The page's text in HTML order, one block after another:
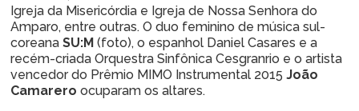
Igreja da Misericórdia e Igreja de Nossa Senhora do
Amparo, entre outras. O duo feminino de música sul-
coreana SU:M (foto), o espanhol Daniel Casares e a
recém-criada Orquestra Sinfônica Cesgranrio e o artista
vencedor do Prêmio MIMO Instrumental 2015 João
Camarero ocuparam os altares.